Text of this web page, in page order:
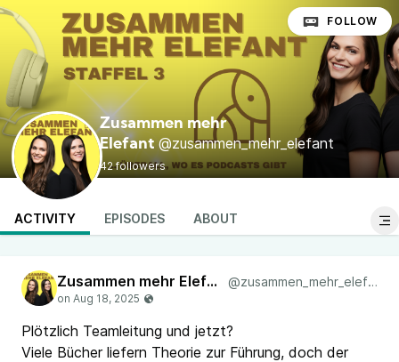
Zusammen mehr
Elefant @zusammen_mehr_elefant
42 followers
FOLLOW
ACTIVITY EPISODES ABOUT
Zusammen mehr Elefant @zusammen_mehr_elefant
Plötzlich Teamleitung und jetzt?
Viele Bücher liefern Theorie zur Führung, doch der